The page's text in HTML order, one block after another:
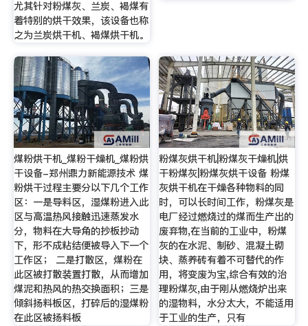
尤其针对粉煤灰、兰炭、褐煤有
着特别的烘干效果，该设备也称
之为兰炭烘干机、褐煤烘干机。
煤粉烘干机_煤粉干燥机_煤粉烘
干设备-郑州鼎力新能源技术 煤
粉烘干过程主要分以下几个工作
区：一是导料区，湿煤粉进入此
区与高温热风接触迅速蒸发水
分，物料在大导角的抄板抄动
下，形不成粘结便被导入下一个
工作区； 二是打散区，煤粉在
此区被打散装置打散，从而增加
煤泥和热风的热交换面积；三是
倾斜扬料板区，打碎后的湿煤粉
在此区被扬料板
粉煤灰烘干机|粉煤灰干燥机|烘
干粉煤灰|粉煤灰烘干设备 粉煤
灰烘干机在干燥各种物料的同
时，可以长时间工作，粉煤灰是
电厂经过燃烧过的煤而生产出的
废弃物,在当前的工业中，粉煤
灰的在水泥、制砂、混凝土砌
块、蒸养砖有着不可替代的作
用，将变废为宝,综合有效的治
理粉煤灰,由于刚从燃烧炉出来
的湿物料，水分太大，不能适用
于工业的生产，只有